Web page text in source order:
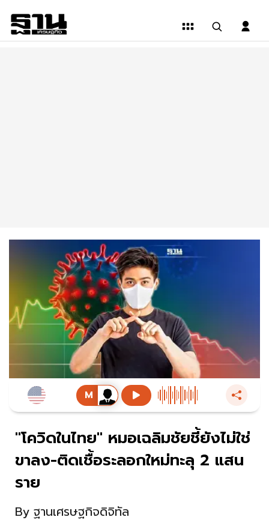
"โควิดในไทย" หมอเฉลิมชัยชี้ยังไม่ใช่
ขาลง-ติดเชื้อระลอกใหม่ทะลุ 2 แสน
ราย
By ฐานเศรษฐกิจดิจิทัล